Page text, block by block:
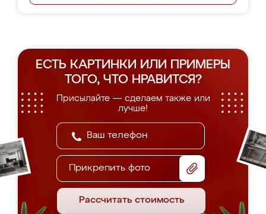
ЕСТЬ КАРТИНКИ ИЛИ ПРИМЕРЫ
ТОГО, ЧТО НРАВИТСЯ?
Присылайте — сделаем также или
лучше!
Прикрепить фото
Рассчитать стоимость